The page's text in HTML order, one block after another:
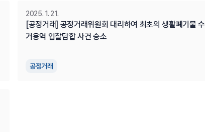
공정거래
[공정거래] 공정거래위원회 대리하여 최초의 생활폐기물 수
거용역 입찰담합 사건 승소
2025. 1. 21.